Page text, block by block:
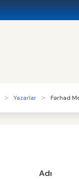
Yazarlar Fərhad
Adı